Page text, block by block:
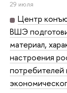
29 июля
Центр
ВШЭ
материал,
настроения
потребителей